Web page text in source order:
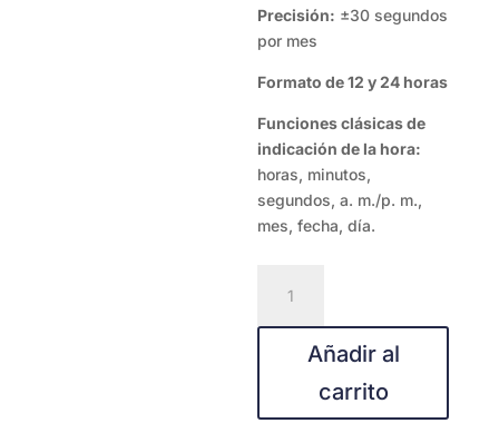
Precisión: ±30 segundos
por mes
Formato de 12 y 24 horas
Funciones clásicas de
indicación de la hora:
horas, minutos,
segundos, a. m./p. m.,
mes, fecha, día.
1400H-
1BV
cantidadAñadir al
carrito